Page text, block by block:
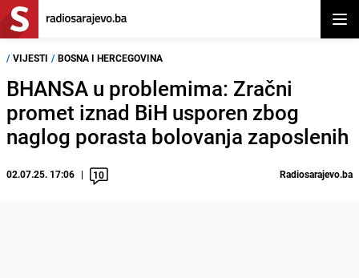
/ VIJESTI / BOSNA I HERCEGOVINA
BHANSA u problemima: Zračni
promet iznad BiH usporen zbog
naglog porasta bolovanja zaposlenih
02.07.25. 17:06 10 Radiosarajevo.ba